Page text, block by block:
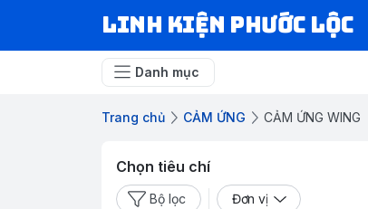
LINH KIỆN PHƯỚC LỘC
Danh mục
Trang chủ CẢM ỨNG CẢM ỨNG WING
Chọn tiêu chí
Bộ lọc Đơn vị